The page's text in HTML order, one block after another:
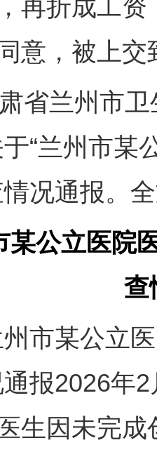
再折成工
意，被上
兰州市卫
于“兰州市
况通报。
某公立医院
查
某公立医
报2026年
生因未完成